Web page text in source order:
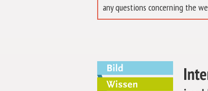
any questions concerning the